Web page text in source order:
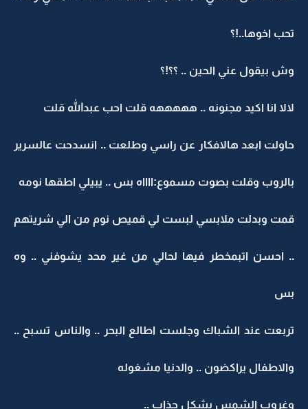
تحب اخوها..!؟
وش بيقول عني الحين .. ؟؟!؟
لالا انا اكيد مجنونه .. هههههه قلت احب عبدالله قلت
حاولت ابعد هالافكار عن راسي وطلعت .. انسدحت عالسرير
بالروب وقلت بصوت مسموع:ااااه بس .. يبيلي اطقها نومه
قمت وبدلت ملابسي لبست لي قميص نوم من الي شريتهم
.. احسن اتبمخطر فيها لحالي من غير محد يشوفني .. وه
بس
تربعت عند الشباك وجلست اطالع البحر .. والناس تسبح ..
والاطفال يراكضون .. والدنيا مشغوله
وغروب الشمس بشكل جذاب ..